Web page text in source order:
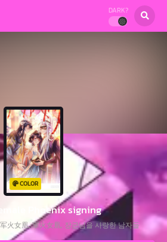
DARK?
COLOR
Phoenix signing
火女凰, 軍火女凰, 장군님을 사랑한 남자들